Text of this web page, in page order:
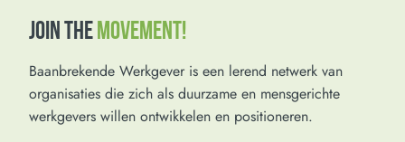
JOIN THEMOVEMENT!
Baanbrekende Werkgever is een lerend netwerk van
organisaties die zich als duurzame en mensgerichte
werkgevers willen ontwikkelen en positioneren.